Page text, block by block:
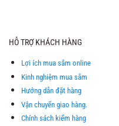
HỖ TRỢ KHÁCH HÀNG
Lợi ích mua sắm online
Kinh nghiệm mua sắm
Hướng dẫn đặt hàng
Vận chuyển giao hàng.
Chính sách kiểm hàng